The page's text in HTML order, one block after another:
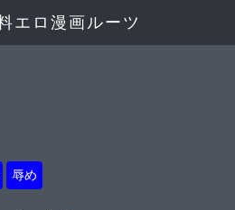
エロ漫画ルーツ
辱め